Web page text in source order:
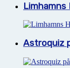
Astroquiz